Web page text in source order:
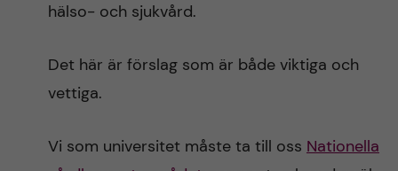
hälso- och sjukvård.
Det här är förslag som är både viktiga och
vettiga.
Vi som universitet måste ta till oss Nationella